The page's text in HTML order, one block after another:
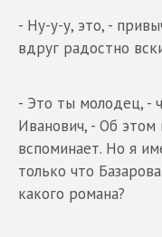
- Ну-у-у, это, -
вдруг радостно
- Это ты молодец, -
Иванович, - Об этом
вспоминает. Но я
только что
какого романа?